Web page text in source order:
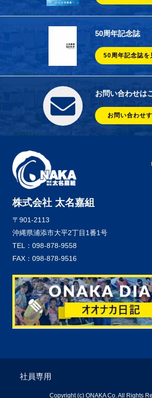
50周年記念誌
50周年記念誌を
お問い合わせは
お問い合わせ
株式会社 太名嘉組
〒901-2113
沖縄県浦添市大平2丁目1番1号
TEL：098-878-9558
FAX：098-878-9516
社員専用
Copyright (c) ONAKA Co. All Rights